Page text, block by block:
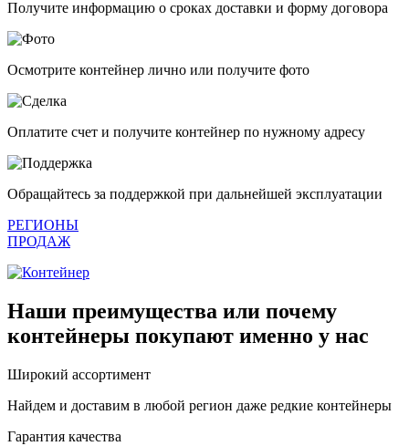
Получите информацию о сроках доставки и форму договора
Осмотрите контейнер лично или получите фото
Оплатите счет и получите контейнер по нужному адресу
Обращайтесь за поддержкой при дальнейшей эксплуатации
РЕГИОНЫ
ПРОДАЖ
Наши преимущества или почему
контейнеры покупают именно у нас
Широкий ассортимент
Найдем и доставим в любой регион даже редкие контейнеры
Гарантия качества